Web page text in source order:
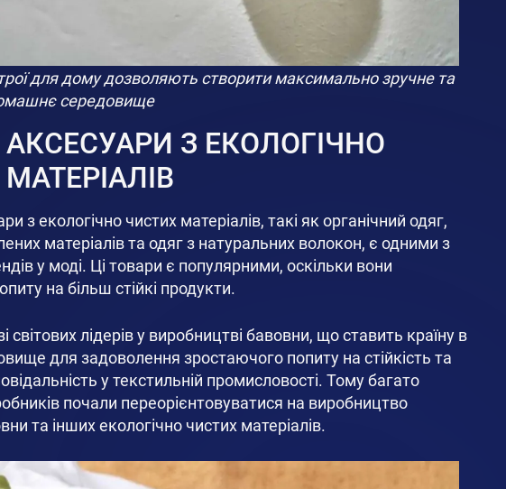
для дому дозволяють створити максимально зручне та
середовище
АКСЕСУАРИ З ЕКОЛОГІЧНО
з екологічно чистих матеріалів, такі як органічний одяг,
матеріалів та одяг з натуральних волокон, є одними з
у моді. Ці товари є популярними, оскільки вони
на більш стійкі продукти.
світових лідерів у виробництві бавовни, що ставить країну в
для задоволення зростаючого попиту на стійкість та
у текстильній промисловості. Тому багато
почали переорієнтовуватися на виробництво
та інших екологічно чистих матеріалів.